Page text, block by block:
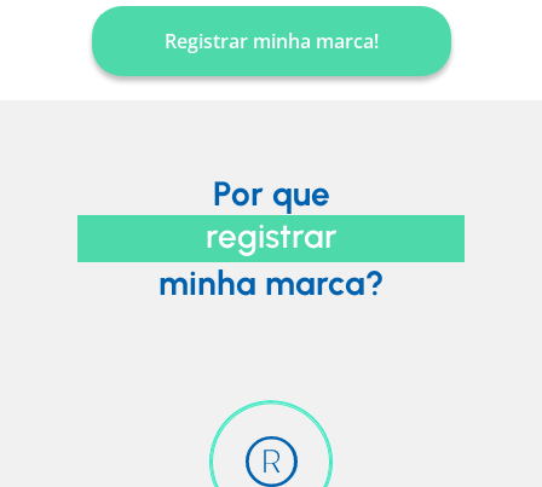
Registrar minha marca!
Por que
registrar
minha marca?